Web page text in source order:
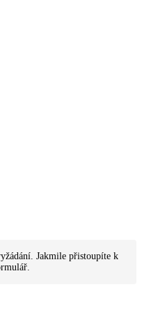
Jakmile přistoupíte k